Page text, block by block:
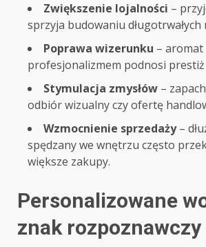
Zwiększenie lojalności –
sprzyja budowaniu długotrwałych
Poprawa wizerunku –
profesjonalizmem podnosi prestiż
Stymulacja zmysłów –
odbiór wizualny czy ofertę
Wzmocnienie sprzedaży–
spędzany we wnętrzu często
większe zakupy.
Personalizowane
znak rozpoznawczy